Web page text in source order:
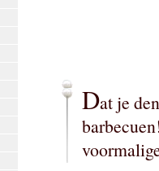
Dat je